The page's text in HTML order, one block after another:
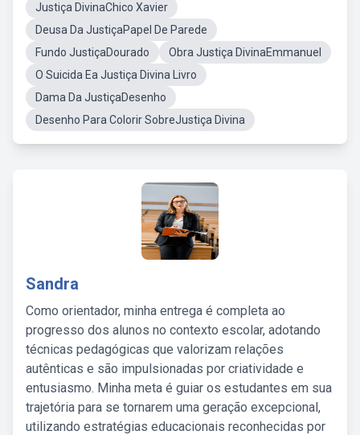
Justiça DivinaChico Xavier
Deusa Da JustiçaPapel De Parede
Fundo JustiçaDourado
Obra Justiça DivinaEmmanuel
O Suicida Ea Justiça Divina Livro
Dama Da JustiçaDesenho
Desenho Para Colorir SobreJustiça Divina
Sandra
Como orientador, minha entrega é completa ao
progresso dos alunos no contexto escolar, adotando
técnicas pedagógicas que valorizam relações
autênticas e são impulsionadas por criatividade e
entusiasmo. Minha meta é guiar os estudantes em sua
trajetória para se tornarem uma geração excepcional,
utilizando estratégias educacionais reconhecidas por